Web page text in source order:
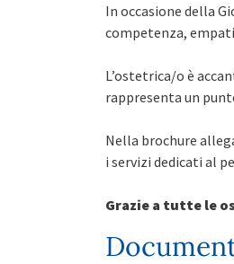
In occasione della
competenza,
L’ostetrica/o è
rappresenta un
Nella brochure
i servizi dedicati al
Grazie a tutte le